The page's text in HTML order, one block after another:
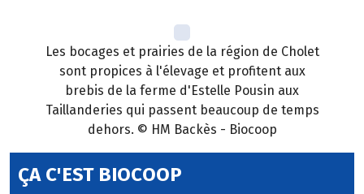
Les bocages et prairies de la région de Cholet
sont propices à l'élevage et profitent aux
brebis de la ferme d'Estelle Pousin aux
Taillanderies qui passent beaucoup de temps
dehors. © HM Backès - Biocoop
ÇA C'EST BIOCOOP